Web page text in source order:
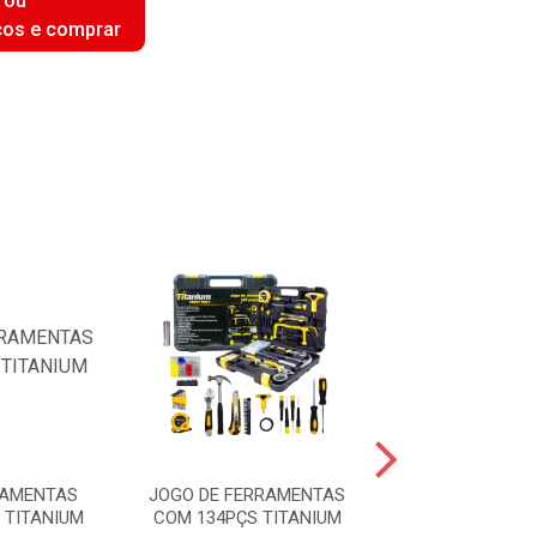
e comprar
JOGO DE FERRAMENTAS
COM 134PÇS TITANIUM